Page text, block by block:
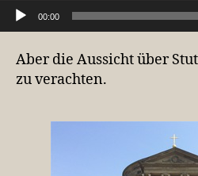
Audio-Player
00:00
Aber die Aussicht über
zu verachten.